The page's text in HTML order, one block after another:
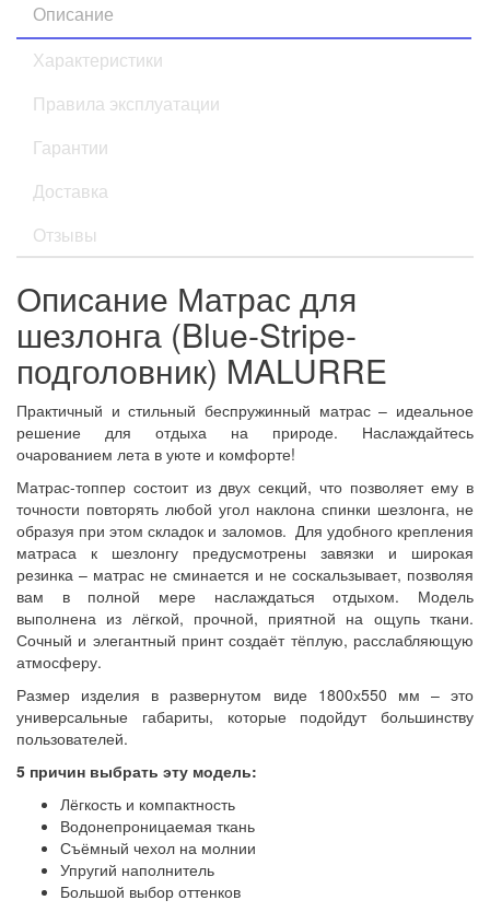
Описание
Характеристики
Правила эксплуатации
Гарантии
Доставка
Отзывы
Описание Матрас для
шезлонга (Blue-Stripe-
подголовник) MALURRE
Практичный и стильный беспружинный матрас – идеальное
решение для отдыха на природе. Наслаждайтесь
очарованием лета в уюте и комфорте!
Матрас-топпер состоит из двух секций, что позволяет ему в
точности повторять любой угол наклона спинки шезлонга, не
образуя при этом складок и заломов. Для удобного крепления
матраса к шезлонгу предусмотрены завязки и широкая
резинка – матрас не сминается и не соскальзывает, позволяя
вам в полной мере наслаждаться отдыхом. Модель
выполнена из лёгкой, прочной, приятной на ощупь ткани.
Сочный и элегантный принт создаёт тёплую, расслабляющую
атмосферу.
Размер изделия в развернутом виде 1800х550 мм – это
универсальные габариты, которые подойдут большинству
пользователей.
5 причин выбрать эту модель:
Лёгкость и компактность
Водонепроницаемая ткань
Съёмный чехол на молнии
Упругий наполнитель
Большой выбор оттенков